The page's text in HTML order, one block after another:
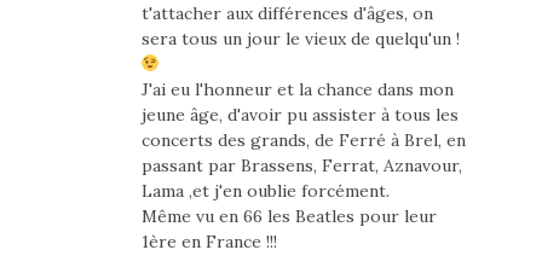
t'attacher aux différences d'âges, on
sera tous un jour le vieux de quelqu'un !
J'ai eu l'honneur et la chance dans mon
jeune âge, d'avoir pu assister à tous les
concerts des grands, de Ferré à Brel, en
passant par Brassens, Ferrat, Aznavour,
Lama ,et j'en oublie forcément.
Même vu en 66 les Beatles pour leur
1ère en France !!!